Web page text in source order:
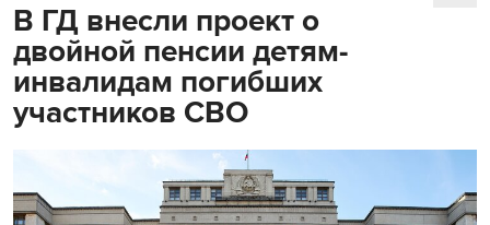
В ГД внесли проект о
двойной пенсии детям-
инвалидам погибших
участников СВО